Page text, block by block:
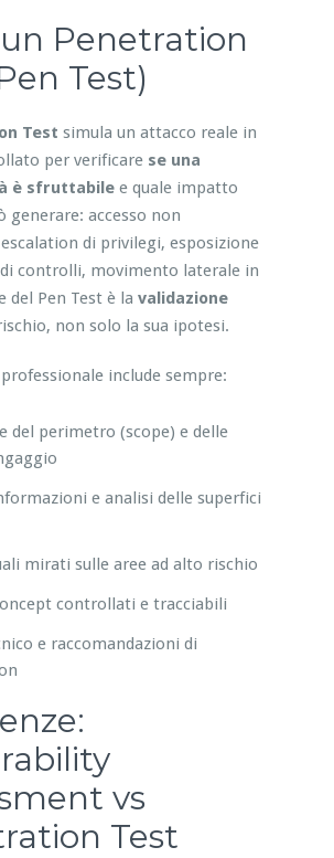
un Penetration
Test)
Test simula un attacco reale in
per verificare se una
è sfruttabilee quale impatto
generare: accesso non
di privilegi, esposizione
controlli, movimento laterale in
del Pen Test è la validazione
non solo la sua ipotesi.
include sempre:
del perimetro (scope) e delle
e analisi delle superfici
mirati sulle aree ad alto rischio
controllati e tracciabili
e raccomandazioni di
vs
Test